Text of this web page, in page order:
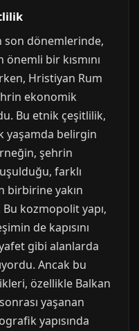
son dönemlerinde,
bir kısmını
Hristiyan Rum
ekonomik
Bu etnik çeşitlilik,
yaşamda belirgin
şehrin
farklı
birbirine yakın
kozmopolit yapı,
de kapısını
gibi alanlarda
Ancak bu
özellikle Balkan
yaşanan
yapısında